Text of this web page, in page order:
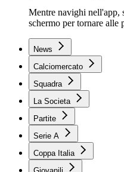
Mentre navighi nell'app,
schermo per tornare alle
News
Calciomercato
Squadra
La Societa
Partite
Serie A
Coppa Italia